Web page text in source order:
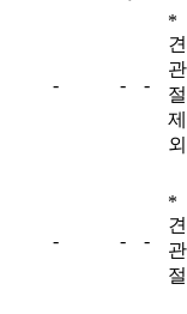
- - -
*
견
관
절
제
외
- - -
*
견
관
절